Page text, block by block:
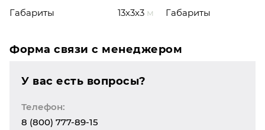
Габариты
13x3x3 м
Габариты
Форма связи с менеджером
У вас есть вопросы?
Телефон:
8 (800) 777-89-15